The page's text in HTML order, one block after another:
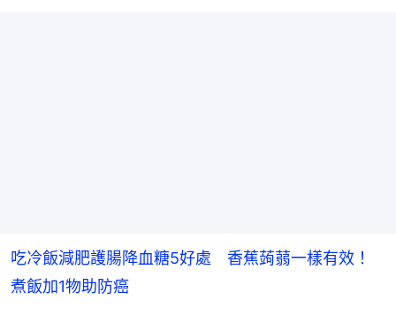
吃冷飯減肥護腸降血糖5好處 香蕉蒟蒻一樣有效！
煮飯加1物助防癌